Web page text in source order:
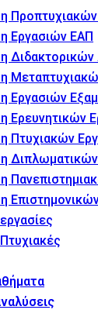
Εργασιών ΕΑΠ
Διδακτορικών
Εργασιών
Ερευνητικών
Πτυχιακών